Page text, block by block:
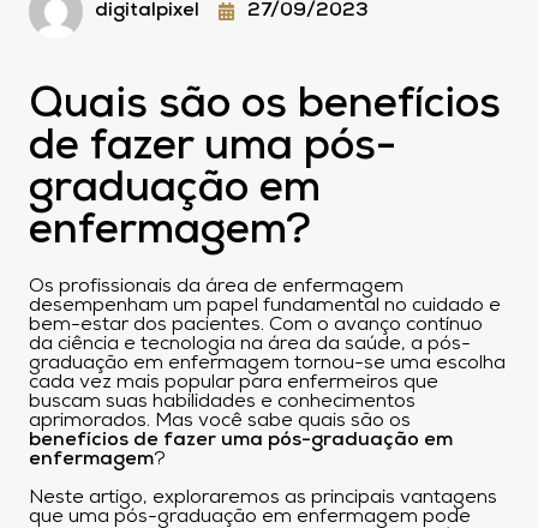
digitalpixel 27/09/2023
Quais são os benefícios
de fazer uma pós-
graduação em
enfermagem?
Os profissionais da área de enfermagem
desempenham um papel fundamental no cuidado e
bem-estar dos pacientes. Com o avanço contínuo
da ciência e tecnologia na área da saúde, a pós-
graduação em enfermagem tornou-se uma escolha
cada vez mais popular para enfermeiros que
buscam suas habilidades e conhecimentos
aprimorados. Mas você sabe quais são os
benefícios de fazer uma pós-graduação em
enfermagem?
Neste artigo, exploraremos as principais vantagens
que uma pós-graduação em enfermagem pode